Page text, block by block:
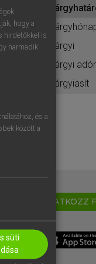
tárgyi
tárgyi
tárgyiasít
IRATKOZZ
hogy a
hirdetőkkel is
harmadik
és a
között a
süti